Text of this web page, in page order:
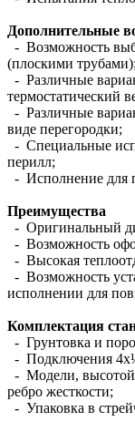
Дополнительные
- Возможность
(плоскими
- Различные
термостатический
- Различные
виде перегородки;
- Специальные
перилл;
- Исполнение для
Преимущества
- Оригинальный
- Возможность
- Высокая
- Возможность
исполнении для
Комплектация
- Грунтовка и
- Подключения
- Модели, высотой
ребро жесткости;
- Упаковка в